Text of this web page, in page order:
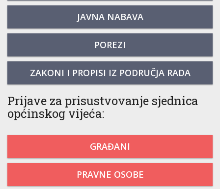
JAVNA NABAVA
POREZI
ZAKONI I PROPISI IZ PODRUČJA RADA
Prijave za prisustvovanje sjednica
općinskog vijeća:
GRAĐANI
PRAVNE OSOBE